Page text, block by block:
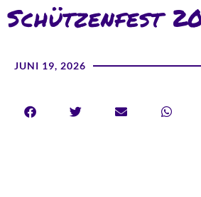
Schützenfest
JUNI 19, 2026